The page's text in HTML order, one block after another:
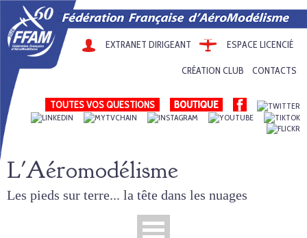
EXTRANET DIRIGEANT ESPACE LICENCIÉ
CRÉATION CLUB CONTACTS
TOUTES VOS QUESTIONS
L'Aéromodélisme
Les pieds sur terre... la tête dans les nuages